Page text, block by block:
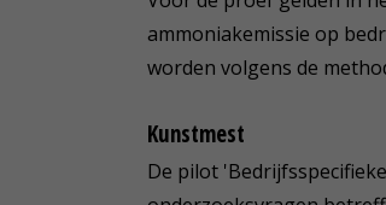
ammoniakemissie op
worden volgens de
Kunstmest
De pilot